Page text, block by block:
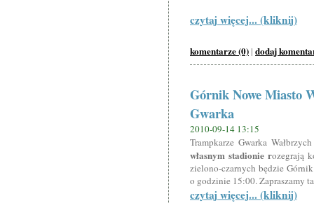
czytaj więcej... (kliknij)
komentarze (0) | dodaj
Górnik Nowe Miasto
Gwarka
2010-09-14 13:15
Trampkarze Gwarka
własnym stadionie rozegrają
zielono-czarnych będzie
o godzinie 15:00. Zapraszamy
czytaj więcej... (kliknij)